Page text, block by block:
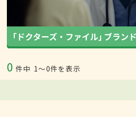
0 件中 1〜0件を表示